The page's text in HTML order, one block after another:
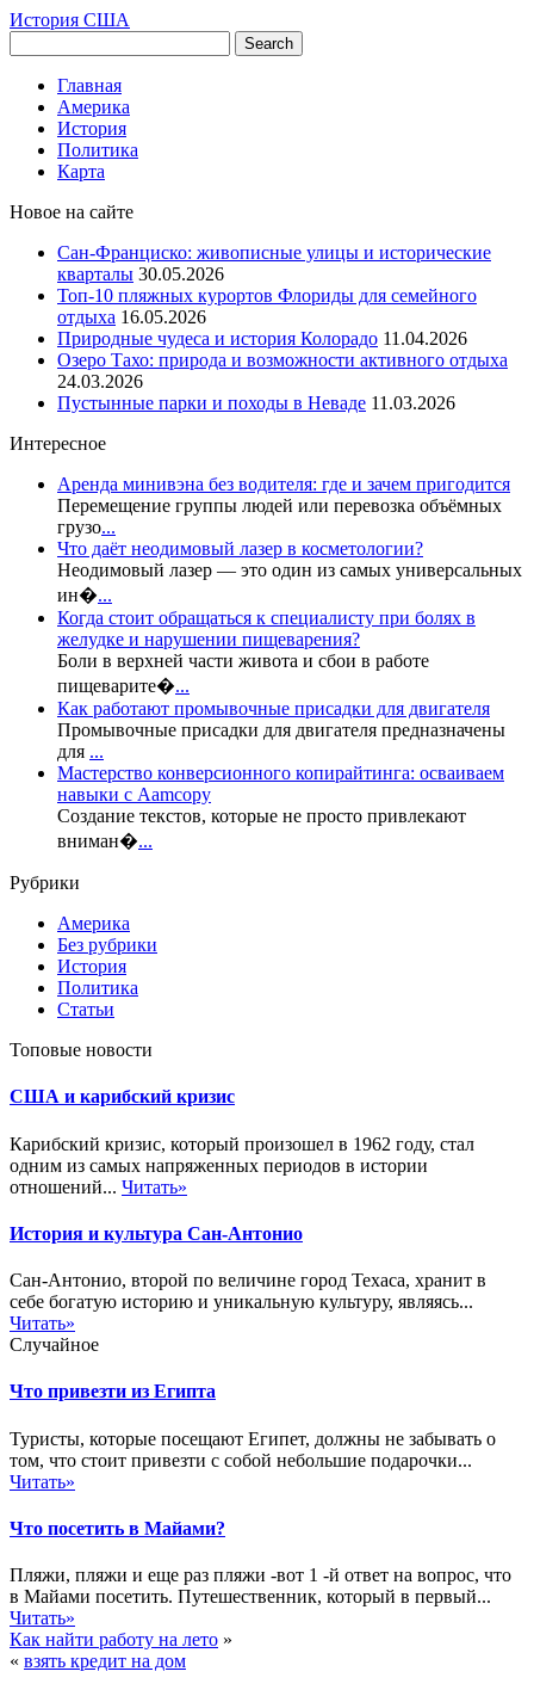
История США
Главная
Америка
История
Политика
Карта
Новое на сайте
Сан-Франциско: живописные улицы и исторические
кварталы 30.05.2026
Топ-10 пляжных курортов Флориды для семейного
отдыха 16.05.2026
Природные чудеса и история Колорадо 11.04.2026
Озеро Тахо: природа и возможности активного отдыха
24.03.2026
Пустынные парки и походы в Неваде 11.03.2026
Интересное
Аренда минивэна без водителя: где и зачем пригодится
Перемещение группы людей или перевозка объёмных
грузо...
Что даёт неодимовый лазер в косметологии?
Неодимовый лазер — это один из самых универсальных
ин�...
Когда стоит обращаться к специалисту при болях в
желудке и нарушении пищеварения?
Боли в верхней части живота и сбои в работе
пищеварите�...
Как работают промывочные присадки для двигателя
Промывочные присадки для двигателя предназначены
для ...
Мастерство конверсионного копирайтинга: осваиваем
навыки с Aamcopy
Создание текстов, которые не просто привлекают
вниман�...
Рубрики
Америка
Без рубрики
История
Политика
Статьи
Топовые новости
США и карибский кризис
Карибский кризис, который произошел в 1962 году, стал
одним из самых напряженных периодов в истории
отношений... Читать»
История и культура Сан-Антонио
Сан-Антонио, второй по величине город Техаса, хранит в
себе богатую историю и уникальную культуру, являясь...
Читать»
Случайное
Что привезти из Египта
Туристы, которые посещают Египет, должны не забывать о
том, что стоит привезти с собой небольшие подарочки...
Читать»
Что посетить в Майами?
Пляжи, пляжи и еще раз пляжи -вот 1 -й ответ на вопрос, что
в Майами посетить. Путешественник, который в первый...
Читать»
Как найти работу на лето »
« взять кредит на дом